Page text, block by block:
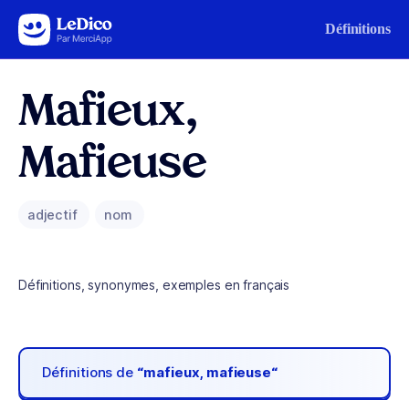
Aller au contenu Définitions
Mafieux,
Mafieuse
adjectif nom
Définitions, synonymes, exemples en français
Définitions de “mafieux, mafieuse“